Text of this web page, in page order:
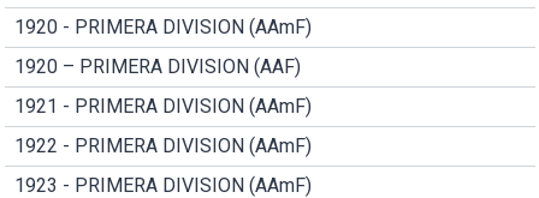
1920 - PRIMERA DIVISION (AAmF)
1920 – PRIMERA DIVISION (AAF)
1921 - PRIMERA DIVISION (AAmF)
1922 - PRIMERA DIVISION (AAmF)
1923 - PRIMERA DIVISION (AAmF)